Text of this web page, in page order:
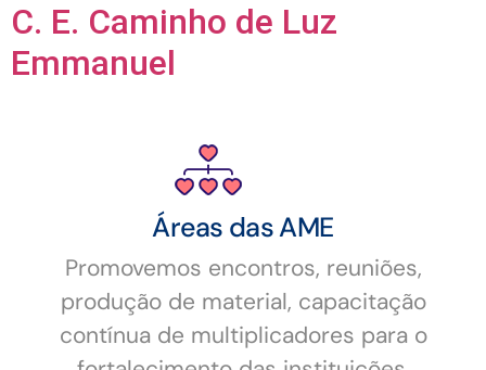
C. E. Caminho de Luz
Emmanuel
Áreas das AME
Promovemos encontros, reuniões,
produção de material, capacitação
contínua de multiplicadores para o